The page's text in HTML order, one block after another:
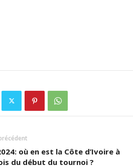
où en est la Côte d’Ivoire à
du début du tournoi ?